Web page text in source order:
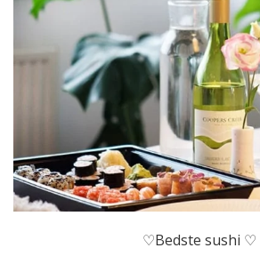
♡Bedste sushi ♡